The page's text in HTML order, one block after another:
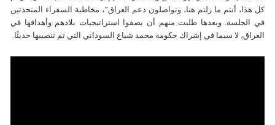
كل هذا، أنتم ما زلتم هنا، وتواصلون دعم العراق”، مخاطبة السفراء المتحدثین
في الجلسة. وبعدها طلبت منهم أن يصفوا استراتيجيات بلادهم وأهدافها في
العراق، لا سيما في إشراك حكومة محمد شیاع السوداني التي تم تنصيبها حديثًا.